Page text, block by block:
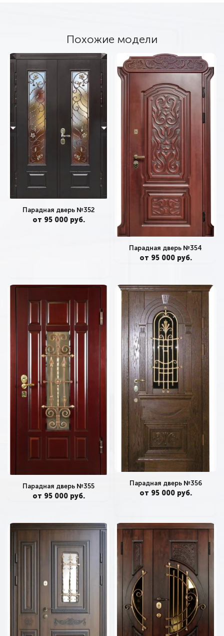
Похожие модели
Парадная дверь №352
от 95 000 руб.
Парадная дверь №354
от 95 000 руб.
Парадная дверь №355
от 95 000 руб.
Парадная дверь №356
от 95 000 руб.